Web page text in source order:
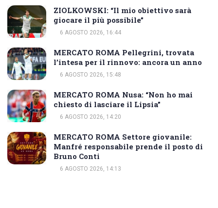
ZIOLKOWSKI: “Il mio obiettivo sarà
giocare il più possibile”
6 AGOSTO 2026, 16:44
MERCATO ROMA Pellegrini, trovata
l’intesa per il rinnovo: ancora un anno
6 AGOSTO 2026, 15:48
MERCATO ROMA Nusa: “Non ho mai
chiesto di lasciare il Lipsia”
6 AGOSTO 2026, 14:20
MERCATO ROMA Settore giovanile:
Manfré responsabile prende il posto di
Bruno Conti
6 AGOSTO 2026, 14:13